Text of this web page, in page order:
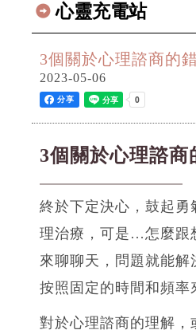
心靈充電站
3個關於心理諮商的
2023-05-06
分享
3個關於心理諮商
終於下定決心，鼓起勇
理治療，可是…怎麼跟
來聊聊天，問題就能解
按照固定的時間和頻率
對於心理諮商的理解，